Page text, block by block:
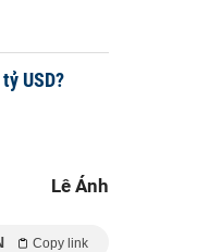
USD?
Lê Ánh
Copy link